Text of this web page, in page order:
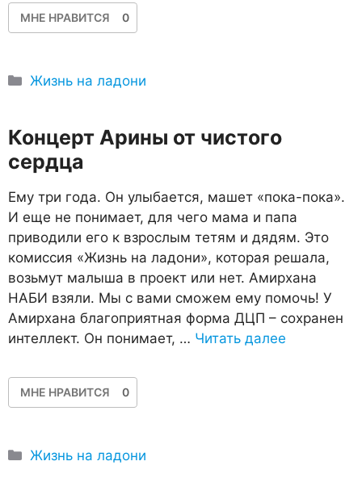
МНЕ НРАВИТСЯ 0
Рубрики
Жизнь на ладони
Концерт Арины от чистого
сердца
Ему три года. Он улыбается, машет «пока-пока».
И еще не понимает, для чего мама и папа
приводили его к взрослым тетям и дядям. Это
комиссия «Жизнь на ладони», которая решала,
возьмут малыша в проект или нет. Амирхана
НАБИ взяли. Мы с вами сможем ему помочь! У
Амирхана благоприятная форма ДЦП – сохранен
интеллект. Он понимает, … Читать далее
МНЕ НРАВИТСЯ 0
Рубрики
Жизнь на ладони